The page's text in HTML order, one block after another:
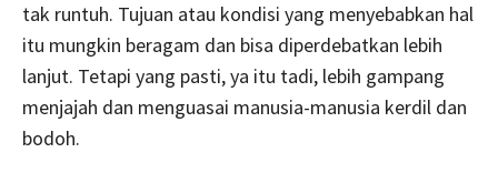
tak runtuh. Tujuan atau kondisi yang menyebabkan hal
itu mungkin beragam dan bisa diperdebatkan lebih
lanjut. Tetapi yang pasti, ya itu tadi, lebih gampang
menjajah dan menguasai manusia-manusia kerdil dan
bodoh.